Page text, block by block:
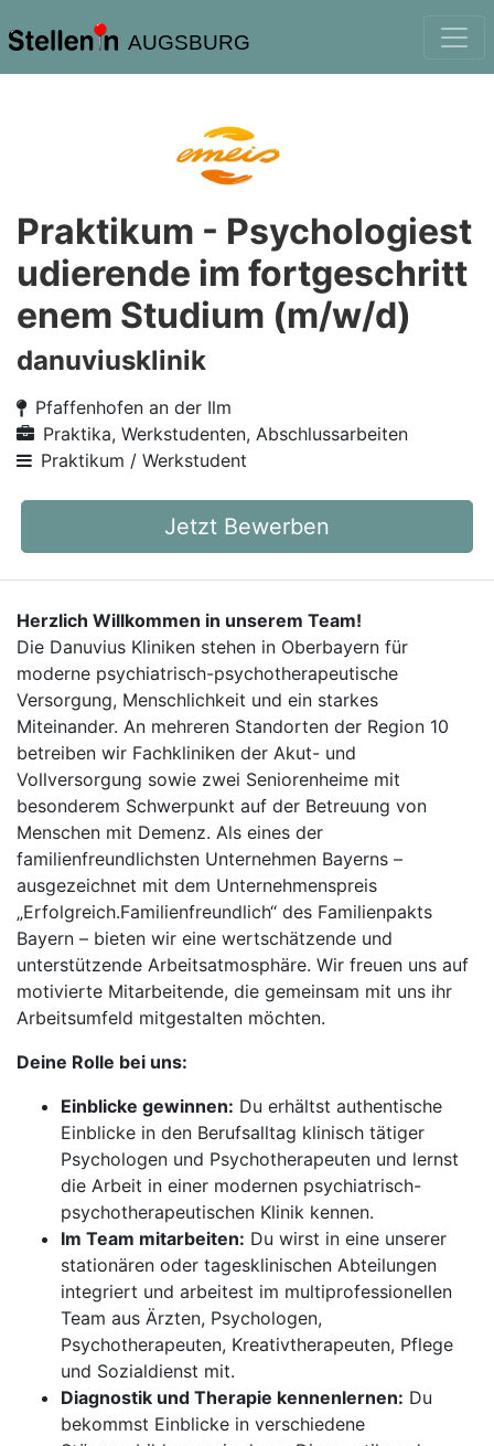
AUGSBURG
Praktikum - Psychologiest
udierende im fortgeschritt
enem Studium (m/w/d)
danuviusklinik
Pfaffenhofen an der Ilm
Praktika, Werkstudenten, Abschlussarbeiten
Praktikum / Werkstudent
Jetzt Bewerben
Herzlich Willkommen in unserem Team!
Die Danuvius Kliniken stehen in Oberbayern für
moderne psychiatrisch-psychotherapeutische
Versorgung, Menschlichkeit und ein starkes
Miteinander. An mehreren Standorten der Region 10
betreiben wir Fachkliniken der Akut- und
Vollversorgung sowie zwei Seniorenheime mit
besonderem Schwerpunkt auf der Betreuung von
Menschen mit Demenz. Als eines der
familienfreundlichsten Unternehmen Bayerns –
ausgezeichnet mit dem Unternehmenspreis
„Erfolgreich.Familienfreundlich“ des Familienpakts
Bayern – bieten wir eine wertschätzende und
unterstützende Arbeitsatmosphäre. Wir freuen uns auf
motivierte Mitarbeitende, die gemeinsam mit uns ihr
Arbeitsumfeld mitgestalten möchten.
Deine Rolle bei uns:
Einblicke gewinnen: Du erhältst authentische
Einblicke in den Berufsalltag klinisch tätiger
Psychologen und Psychotherapeuten und lernst
die Arbeit in einer modernen psychiatrisch-
psychotherapeutischen Klinik kennen.
Im Team mitarbeiten: Du wirst in eine unserer
stationären oder tagesklinischen Abteilungen
integriert und arbeitest im multiprofessionellen
Team aus Ärzten, Psychologen,
Psychotherapeuten, Kreativtherapeuten, Pflege
und Sozialdienst mit.
Diagnostik und Therapie kennenlernen: Du
bekommst Einblicke in verschiedene